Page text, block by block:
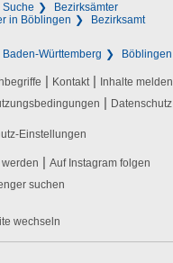
Suche
Bezirksämter
in Böblingen
Bezirksamt
Baden-Württemberg Böblingen
| Kontakt | Inhalte melden
| Datenschutz
Einstellungen
werden | Auf Instagram folgen
suchen
wechseln